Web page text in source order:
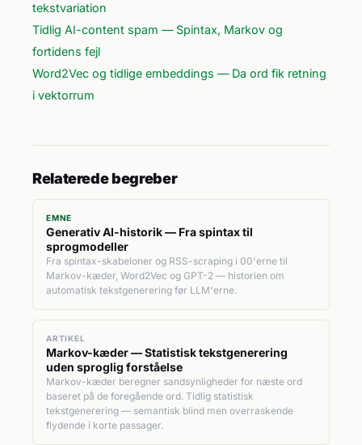
tekstvariation
Tidlig AI-content spam — Spintax, Markov og
fortidens fejl
Word2Vec og tidlige embeddings — Da ord fik retning
i vektorrum
Relaterede begreber
EMNE
Generativ AI-historik — Fra spintax til
sprogmodeller
Fra spintax-skabeloner og RSS-scraping i 00'erne til
Markov-kæder, Word2Vec og GPT-2 — historien om
automatisk tekstgenerering før LLM'erne.
ARTIKEL
Markov-kæder — Statistisk tekstgenerering
uden sproglig forståelse
Markov-kæder beregner sandsynligheder for næste ord
baseret på de foregående ord. Tidlig statistisk
tekstgenerering — semantisk blind men overraskende
flydende i korte passager.